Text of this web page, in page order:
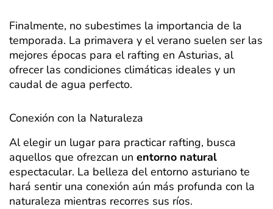
Finalmente, no subestimes la importancia de la
temporada. La primavera y el verano suelen ser las
mejores épocas para el rafting en Asturias, al
ofrecer las condiciones climáticas ideales y un
caudal de agua perfecto.
Conexión con la Naturaleza
Al elegir un lugar para practicar rafting, busca
aquellos que ofrezcan un entorno natural
espectacular. La belleza del entorno asturiano te
hará sentir una conexión aún más profunda con la
naturaleza mientras recorres sus ríos.